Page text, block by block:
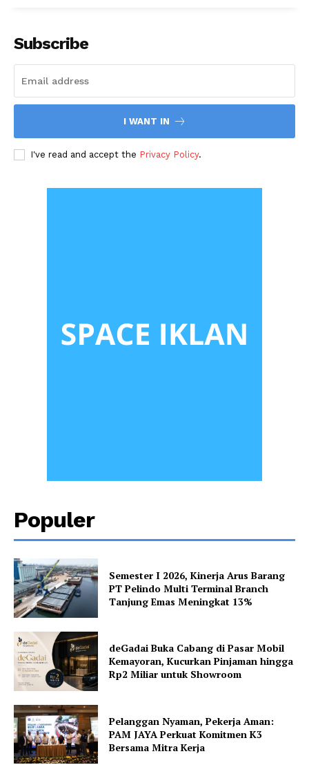
Subscribe
I WANT IN
I've read and accept the Privacy Policy.
Populer
Semester I 2026, Kinerja Arus Barang
PT Pelindo Multi Terminal Branch
Tanjung Emas Meningkat 13%
deGadai Buka Cabang di Pasar Mobil
Kemayoran, Kucurkan Pinjaman hingga
Rp2 Miliar untuk Showroom
Pelanggan Nyaman, Pekerja Aman:
PAM JAYA Perkuat Komitmen K3
Bersama Mitra Kerja